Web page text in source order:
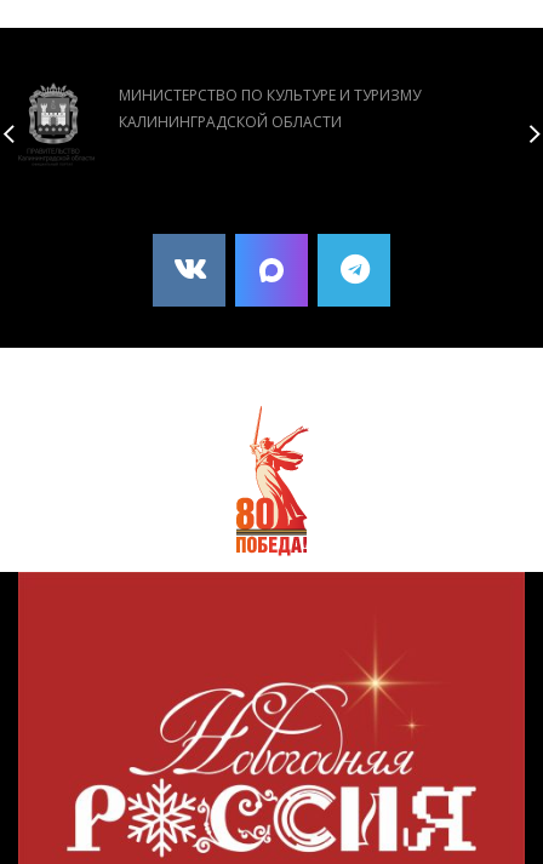
МИНИСТЕРСТВО ПО КУЛЬТУРЕ И ТУРИЗМУ
КАЛИНИНГРАДСКОЙ ОБЛАСТИ